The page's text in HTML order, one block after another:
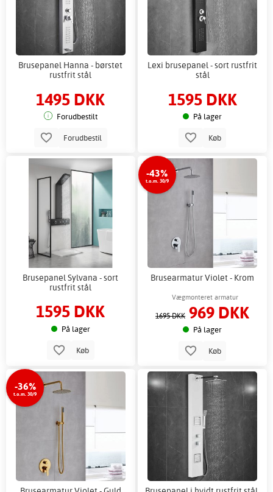
Brusepanel Hanna - børstet
rustfrit stål
1495 DKK
Forudbestilt
Forudbestil
Lexi brusepanel - sort rustfrit
stål
1595 DKK
På lager
Køb
Brusepanel Sylvana - sort
rustfrit stål
1595 DKK
På lager
Køb
-43%
t.o.m. 30/9
Brusearmatur Violet - Krom
Vægmonteret armatur
1695 DKK 969 DKK
På lager
Køb
-36%
t.o.m. 30/9